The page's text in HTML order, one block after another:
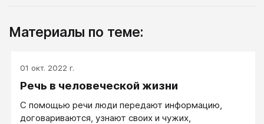
Материалы по теме:
01 окт. 2022 г.
Речь в человеческой жизни
С помощью речи люди передают информацию,
договариваются, узнают своих и чужих,